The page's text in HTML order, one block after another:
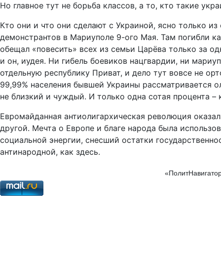
Но главное тут не борьба классов, а то, кто такие
Кто они и что они сделают с Украиной, ясно только
демонстрантов в Мариуполе 9-ого Мая. Там погибли
обещал «повесить» всех из семьи Царёва только за
и он, иудея. Ни гибель боевиков нацгвардии, ни
отдельную республику Приват, и дело тут вовсе не
99,99% населения бывшей Украины рассматривается
не близкий и чуждый. И только одна сотая процента
Евромайданная антиолигархическая революция
другой. Мечта о Европе и благе народа была
социальной энергии, снесший остатки
антинародной, как здесь.